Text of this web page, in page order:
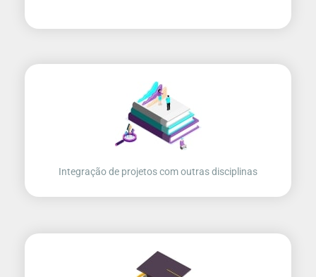
Integração de projetos com outras disciplinas